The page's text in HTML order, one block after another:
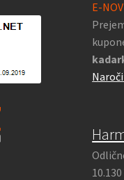
E-
10.130